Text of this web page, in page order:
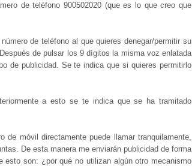
de teléfono 900502020 (que es lo que creo que
de teléfono al que quieres denegar/permitir su
de pulsar los 9 dígitos la misma voz enlatada
de publicidad. Se te indica que si quieres permitirlo
a esto se te indica que se ha tramitado
móvil directamente puede llamar tranquilamente,
De esta manera me enviarán publicidad de forma
esto son: ¿por qué no utilizan algún otro mecanismo